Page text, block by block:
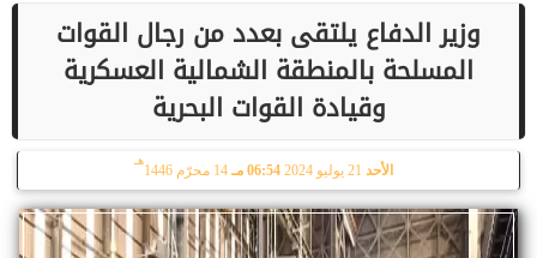
وزير الدفاع يلتقى بعدد من رجال القوات
المسلحة بالمنطقة الشمالية العسكرية
وقيادة القوات البحرية
الأحد 06:54 مـ 14 محرّم 1446
هـ